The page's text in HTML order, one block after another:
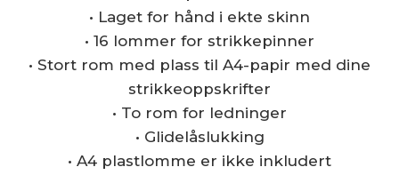
• Laget for hånd i ekte skinn
• 16 lommer for strikkepinner
• Stort rom med plass til A4-papir med dine
strikkeoppskrifter
• To rom for ledninger
• Glidelåslukking
• A4 plastlomme er ikke inkludert